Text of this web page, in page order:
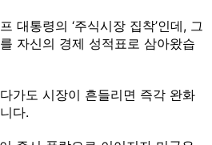
대통령의 ‘주식시장 집착’인데, 그
자신의 경제 성적표로 삼아왔습
가도 시장이 흔들리면 즉각 완화
다.